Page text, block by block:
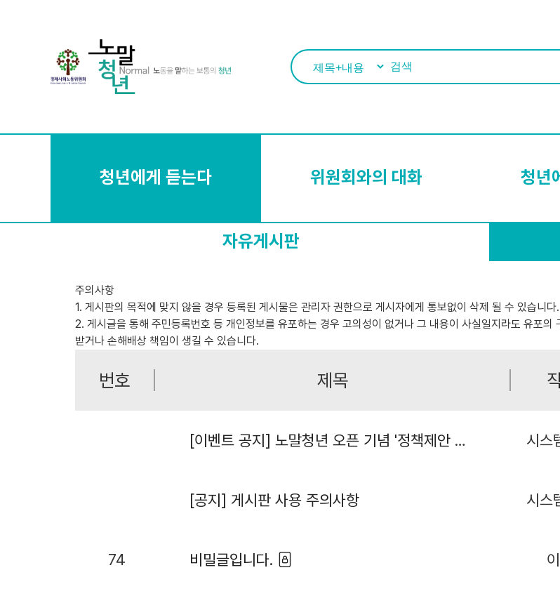
청년에게 듣는다 위원회와의 대화 청년
자유게시판
주의사항
1. 게시판의 목적에 맞지 않을 경우 등록된 게시물은 관리자 권한으로 게시자에게 통보없이 삭제 될 수 있습니다.
2. 게시글을 통해 주민등록번호 등 개인정보를 유포하는 경우 고의성이 없거나 그 내용이 사실일지라도 유포
받거나 손해배상 책임이 생길 수 있습니다.
번호 제목
[이벤트 공지] 노말청년 오픈 기념 '정책제안 이벤트'에 참여방법 시스
[공지] 게시판 사용 주의사항 시스
74 비밀글입니다.